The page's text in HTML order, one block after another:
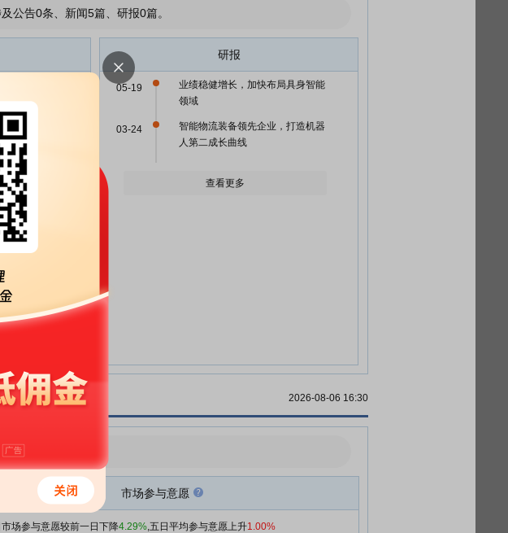
公告0条、新闻5篇、研报0篇。
止的公告
2025年年
问询函的回
有限公司
份有限公司
披露监管
技集团股
报告的信
财务问题回
发行股份
关联交易之
有限公司
有限公司发
资产暨关联
流通的核查
研报
业绩稳健增长，加快布局具身智能
领域
05-19
智能物流装备领先企业，打造机器
人第二成长曲线
03-24
查看更多
2026-08-06 16:30
参与意愿有所减弱
市场参与意愿
市场参与意愿较前一日下降4.29%,五日平均参与意愿上升1.00%